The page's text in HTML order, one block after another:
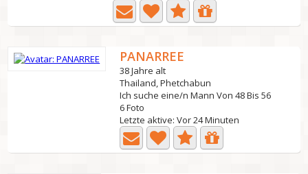
PANARREE
38 Jahre alt
Thailand, Phetchabun
Ich suche eine/n Mann Von 48 Bis 56
6 Foto
Letzte aktive: Vor 24 Minuten